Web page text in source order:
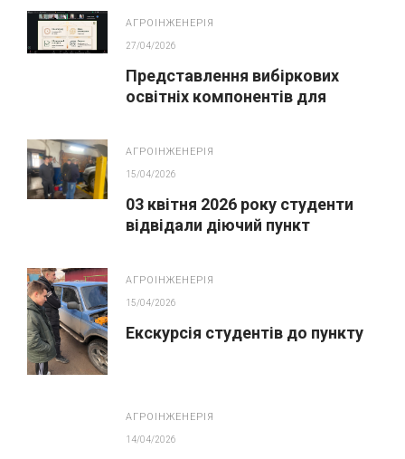
АГРОІНЖЕНЕРІЯ
27/04/2026
Представлення вибіркових
освітніх компонентів для
«Агроінженерія»
АГРОІНЖЕНЕРІЯ
15/04/2026
03 квітня 2026 року студенти
відвідали діючий пункт
АГРОІНЖЕНЕРІЯ
15/04/2026
Екскурсія студентів до пункту
АГРОІНЖЕНЕРІЯ
14/04/2026